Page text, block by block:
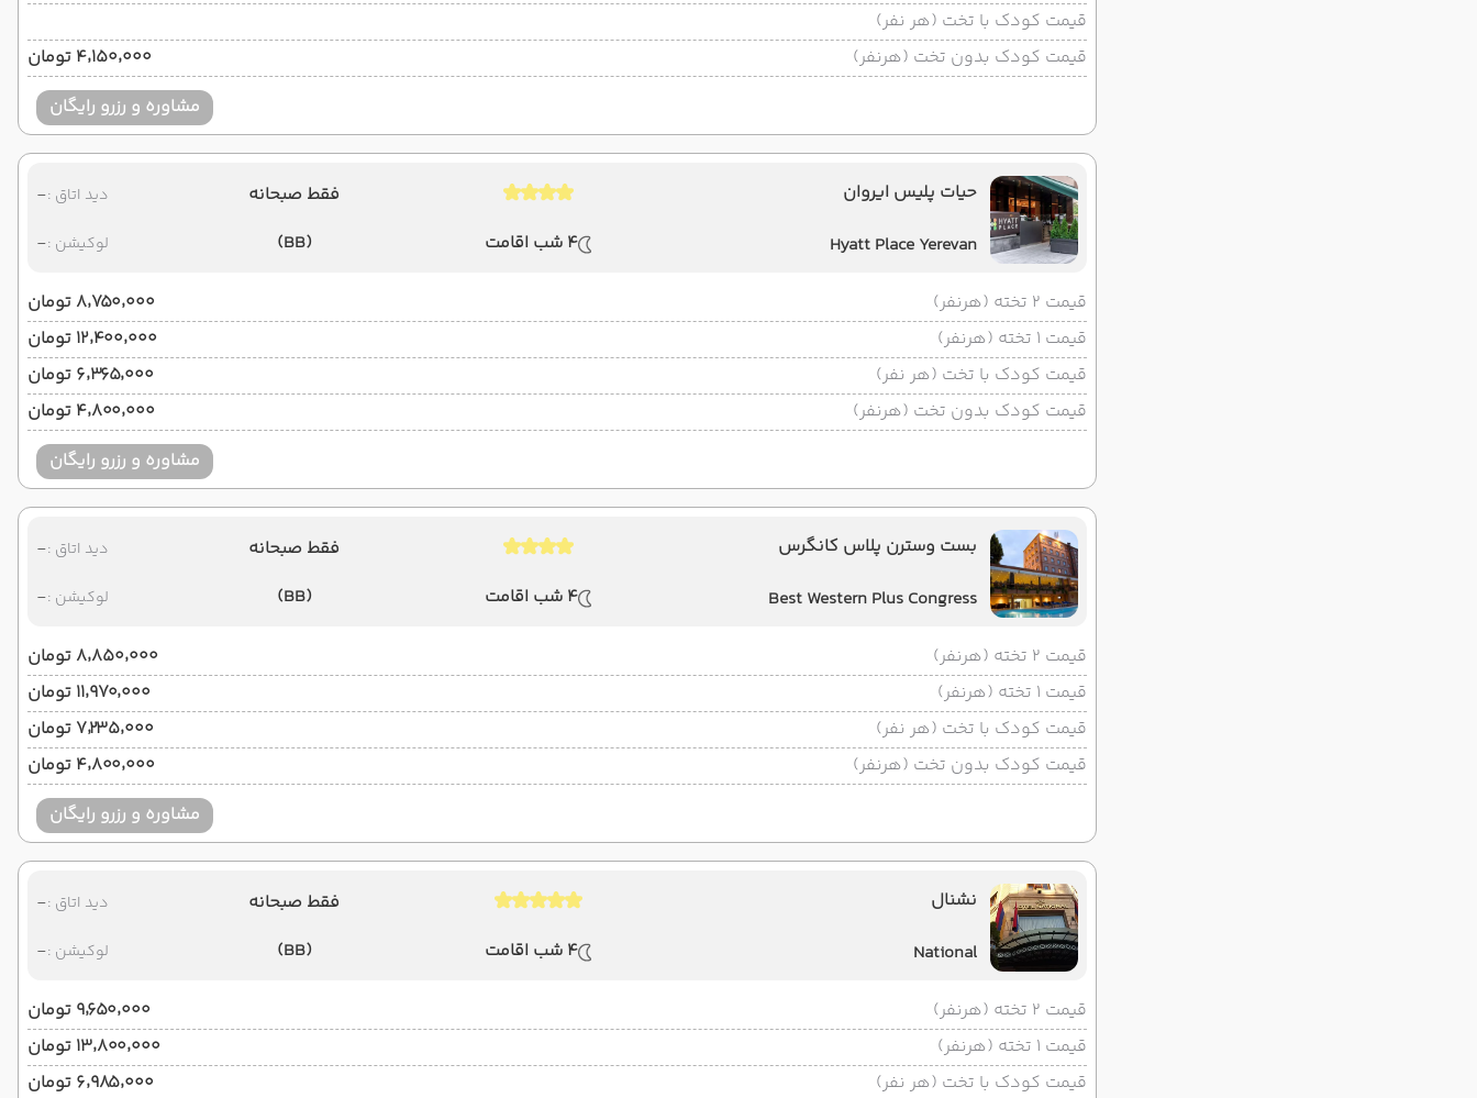
قیمت کودک با تخت (هر نفر)
قیمت کودک بدون تخت (هرنفر)
۴٬۱۵۰٬۰۰۰ تومان
مشاوره و رزرو رایگان
حیات پلیس ایروان
Hyatt Place Yerevan
4 شب اقامت
فقط صبحانه
(BB)
دید اتاق :-
لوکیشن :-
قیمت 2 تخته (هرنفر)
۸٬۷۵۰٬۰۰۰ تومان
قیمت 1 تخته (هرنفر)
۱۲٬۴۰۰٬۰۰۰ تومان
قیمت کودک با تخت (هر نفر)
۶٬۳۶۵٬۰۰۰ تومان
قیمت کودک بدون تخت (هرنفر)
۴٬۸۰۰٬۰۰۰ تومان
مشاوره و رزرو رایگان
بست وسترن پلاس کانگرس
Best Western Plus Congress
4 شب اقامت
فقط صبحانه
(BB)
دید اتاق :-
لوکیشن :-
قیمت 2 تخته (هرنفر)
۸٬۸۵۰٬۰۰۰ تومان
قیمت 1 تخته (هرنفر)
۱۱٬۹۷۰٬۰۰۰ تومان
قیمت کودک با تخت (هر نفر)
۷٬۲۳۵٬۰۰۰ تومان
قیمت کودک بدون تخت (هرنفر)
۴٬۸۰۰٬۰۰۰ تومان
مشاوره و رزرو رایگان
نشنال
National
4 شب اقامت
فقط صبحانه
(BB)
دید اتاق :-
لوکیشن :-
قیمت 2 تخته (هرنفر)
۹٬۶۵۰٬۰۰۰ تومان
قیمت 1 تخته (هرنفر)
۱۳٬۸۰۰٬۰۰۰ تومان
قیمت کودک با تخت (هر نفر)
۶٬۹۸۵٬۰۰۰ تومان